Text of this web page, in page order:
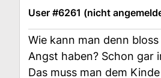
User #6261 (nicht
Wie kann man denn
Angst haben? Schon gar
Das muss man dem